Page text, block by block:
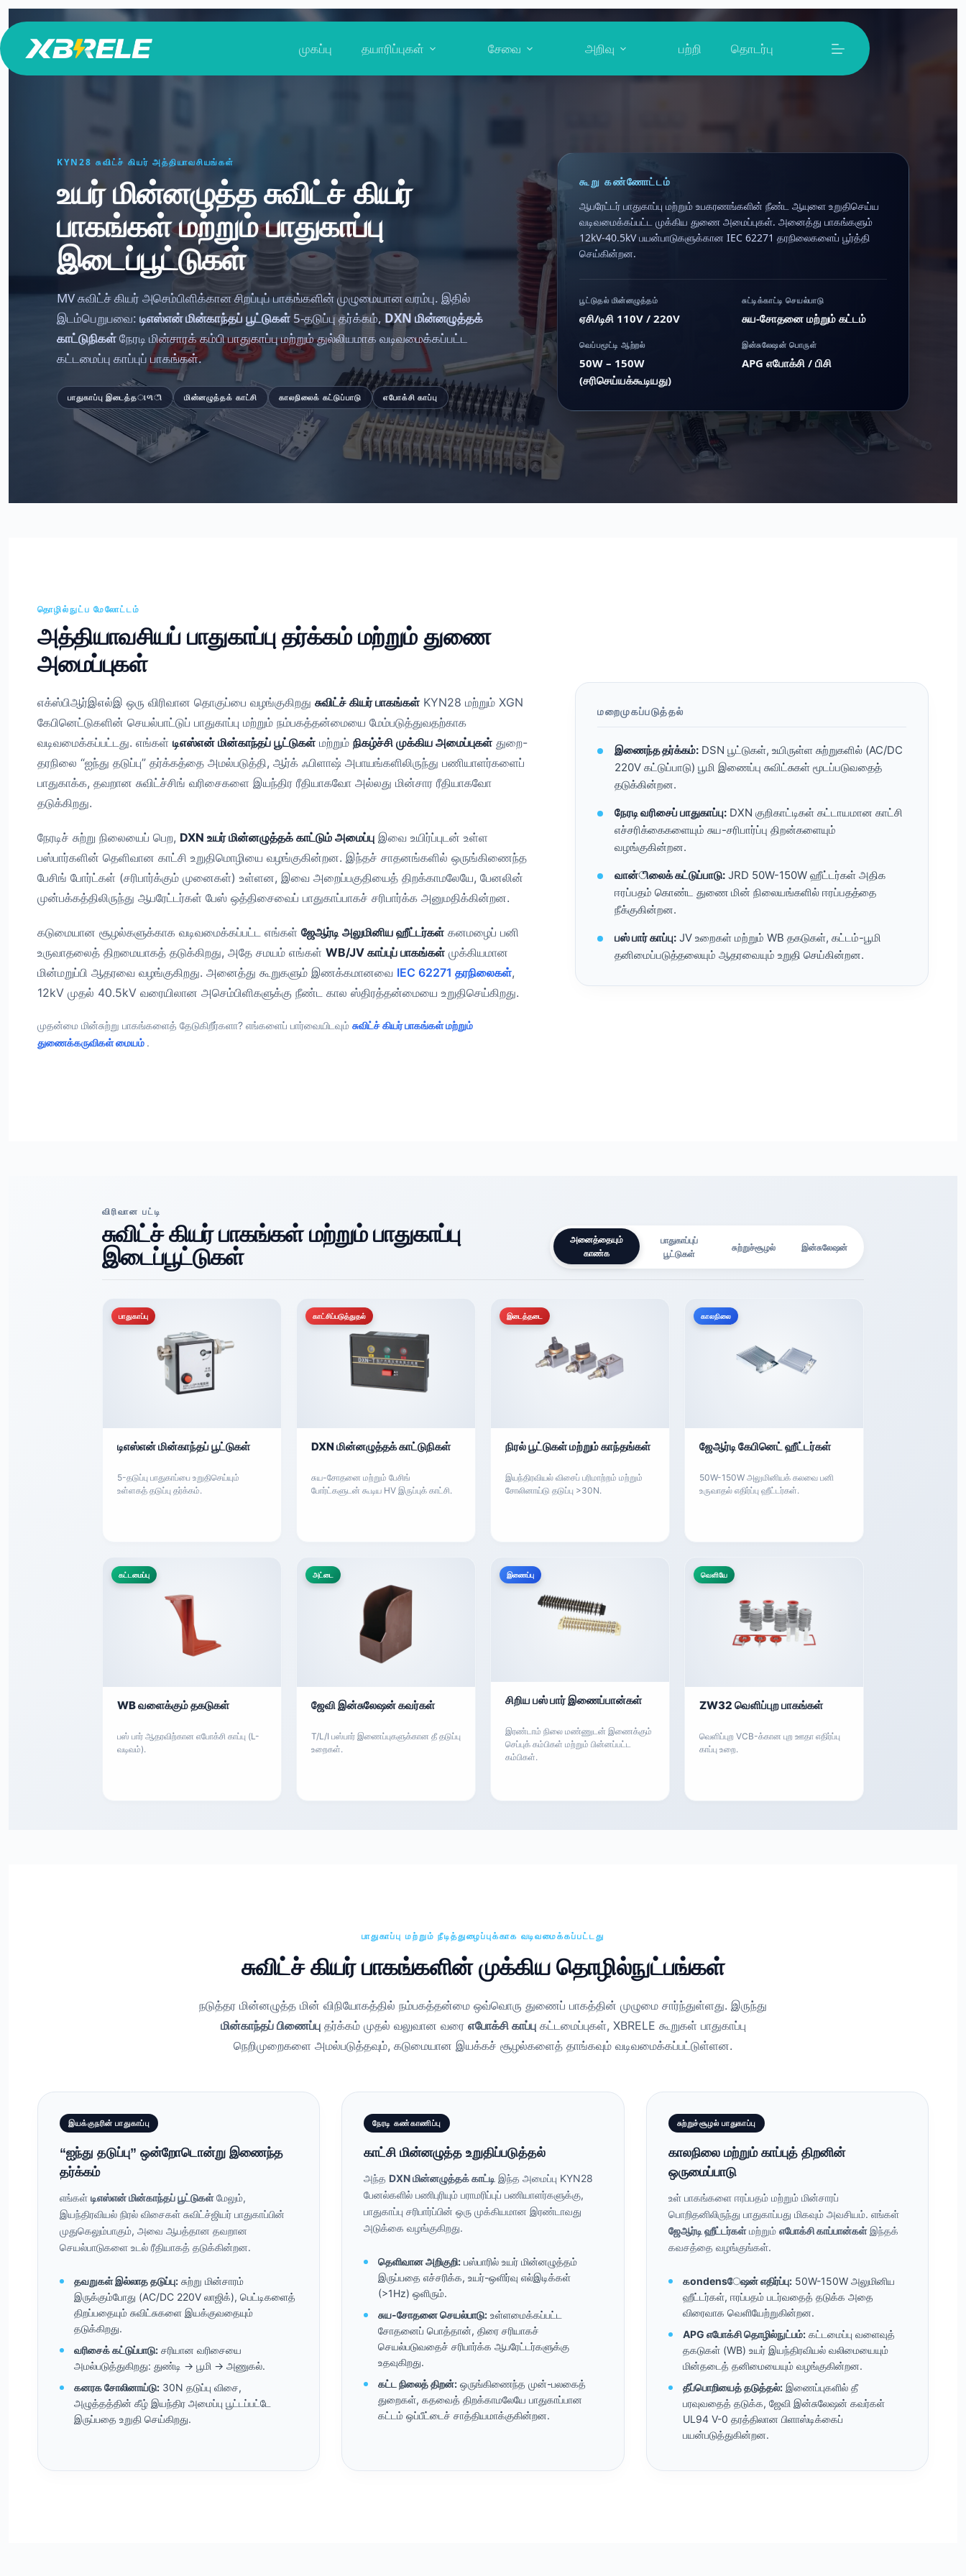
உள்ளடக்கத்திற்குச்
செல்க
முகப்பு
தயாரிப்புகள் சேவை அறிவு பற்றி தொடர்பு
KYN28 சுவிட்ச் கியர் அத்தியாவசியங்கள்
உயர் மின்னழுத்த சுவிட்ச் கியர்
பாகங்கள் மற்றும் பாதுகாப்பு
இடைப்பூட்டுகள்
MV சுவிட்ச் கியர் அசெம்பிளிக்கான சிறப்புப் பாகங்களின் முழுமையான வரம்பு. இதில்
இடம்பெறுபவை:டிஎஸ்என் மின்காந்தப் பூட்டுகள் 5-தடுப்பு தர்க்கம், DXN மின்னழுத்தக்
காட்டுநிகள்நேரடி மின்சாரக் கம்பி பாதுகாப்பு மற்றும் துல்லியமாக வடிவமைக்கப்பட்ட
கட்டமைப்பு காப்புப் பாகங்கள்.
பாதுகாப்பு இடைத்தાળி மின்னழுத்தக் காட்சி காலநிலைக் கட்டுப்பாடு எபோக்சி காப்பு
கூறு கண்ணோட்டம்
ஆபரேட்டர் பாதுகாப்பு மற்றும் உபகரணங்களின் நீண்ட ஆயுளை உறுதிசெய்ய
வடிவமைக்கப்பட்ட முக்கிய துணை அமைப்புகள். அனைத்து பாகங்களும்
12kV-40.5kV பயன்பாடுகளுக்கான IEC 62271 தரநிலைகளைப் பூர்த்தி
செய்கின்றன.
பூட்டுதல் மின்னழுத்தம்
ஏசி/டிசி 110V / 220V
சுட்டிக்காட்டி செயல்பாடு
சுய-சோதனை மற்றும் கட்டம்
வெப்பமூட்டி ஆற்றல்
50W – 150W
(சரிசெய்யக்கூடியது)
இன்சுலேஷன் பொருள்
APG எபோக்சி / பிசி
தொழில்நுட்ப மேலோட்டம்
அத்தியாவசியப் பாதுகாப்பு தர்க்கம் மற்றும் துணை
அமைப்புகள்
எக்ஸ்பிஆர்இஎல்இ ஒரு விரிவான தொகுப்பை வழங்குகிறது சுவிட்ச் கியர் பாகங்கள் KYN28 மற்றும் XGN
கேபினெட்டுகளின் செயல்பாட்டுப் பாதுகாப்பு மற்றும் நம்பகத்தன்மையை மேம்படுத்துவதற்காக
வடிவமைக்கப்பட்டது. எங்கள் டிஎஸ்என் மின்காந்தப் பூட்டுகள் மற்றும் நிகழ்ச்சி முக்கிய அமைப்புகள் துறை-
தரநிலை “ஐந்து தடுப்பு” தர்க்கத்தை அமல்படுத்தி, ஆர்க் ஃபிளாஷ் அபாயங்களிலிருந்து பணியாளர்களைப்
பாதுகாக்க, தவறான சுவிட்ச்சிங் வரிசைகளை இயந்திர ரீதியாகவோ அல்லது மின்சார ரீதியாகவோ
தடுக்கிறது.
நேரடிச் சுற்று நிலையைப் பெற, DXN உயர் மின்னழுத்தக் காட்டும் அமைப்பு இவை உயிர்ப்புடன் உள்ள
பஸ்பார்களின் தெளிவான காட்சி உறுதிமொழியை வழங்குகின்றன. இந்தச் சாதனங்களில் ஒருங்கிணைந்த
பேசிங் போர்ட்கள் (சரிபார்க்கும் முனைகள்) உள்ளன, இவை அறைப்பகுதியைத் திறக்காமலேயே, பேனலின்
முன்பக்கத்திலிருந்து ஆபரேட்டர்கள் பேஸ் ஒத்திசைவைப் பாதுகாப்பாகச் சரிபார்க்க அனுமதிக்கின்றன.
கடுமையான சூழல்களுக்காக வடிவமைக்கப்பட்ட எங்கள் ஜேஆர்டி அலுமினிய ஹீட்டர்கள் கனமழைப் பனி
உருவாதலைத் திறமையாகத் தடுக்கிறது, அதே சமயம் எங்கள் WB/JV காப்புப் பாகங்கள் முக்கியமான
மின்மறுப்பி ஆதரவை வழங்குகிறது. அனைத்து கூறுகளும் இணக்கமானவை IEC 62271 தரநிலைகள்,
12kV முதல் 40.5kV வரையிலான அசெம்பிளிகளுக்கு நீண்ட கால ஸ்திரத்தன்மையை உறுதிசெய்கிறது.
முதன்மை மின்சுற்று பாகங்களைத் தேடுகிறீர்களா? எங்களைப் பார்வையிடவும் சுவிட்ச் கியர் பாகங்கள் மற்றும்
துணைக்கருவிகள் மையம் .
மறைமுகப்படுத்தல்
இணைந்த தர்க்கம்: DSN பூட்டுகள், உயிருள்ள சுற்றுகளில் (AC/DC
220V கட்டுப்பாடு) பூமி இணைப்பு சுவிட்சுகள் மூடப்படுவதைத்
தடுக்கின்றன.
நேரடி வரிசைப் பாதுகாப்பு: DXN குறிகாட்டிகள் கட்டாயமான காட்சி
எச்சரிக்கைகளையும் சுய-சரிபார்ப்பு திறன்களையும்
வழங்குகின்றன.
வான்ிலைக் கட்டுப்பாடு: JRD 50W-150W ஹீட்டர்கள் அதிக
ஈரப்பதம் கொண்ட துணை மின் நிலையங்களில் ஈரப்பதத்தை
நீக்குகின்றன.
பஸ் பார் காப்பு: JV உறைகள் மற்றும் WB தகடுகள், கட்டம்-பூமி
தனிமைப்படுத்தலையும் ஆதரவையும் உறுதி செய்கின்றன.
விரிவான பட்டி
சுவிட்ச் கியர் பாகங்கள் மற்றும் பாதுகாப்பு
இடைப்பூட்டுகள்
அனைத்தையும்
காண்க
பாதுகாப்புப்
பூட்டுகள்
சுற்றுச்சூழல் இன்சுலேஷன்
பாதுகாப்பு
டிஎஸ்என் மின்காந்தப் பூட்டுகள்
5-தடுப்பு பாதுகாப்பை உறுதிசெய்யும்
உள்ளகத் தடுப்பு தர்க்கம்.
காட்சிப்படுத்துதல்
DXN மின்னழுத்தக் காட்டுநிகள்
சுய-சோதனை மற்றும் பேசிங்
போர்ட்களுடன் கூடிய HV இருப்புக் காட்சி.
இடைத்தடை
நிரல் பூட்டுகள் மற்றும் காந்தங்கள்
இயந்திரவியல் விசைப் பரிமாற்றம் மற்றும்
சோலினாய்டு தடுப்பு >30N.
காலநிலை
ஜேஆர்டி கேபினெட் ஹீட்டர்கள்
50W-150W அலுமினியக் கலவை பனி
உருவாதல் எதிர்ப்பு ஹீட்டர்கள்.
கட்டமைப்பு
WB வளைக்கும் தகடுகள்
பஸ் பார் ஆதரவிற்கான எபோக்சி காப்பு (L-
வடிவம்).
அட்டை
ஜேவி இன்சுலேஷன் கவர்கள்
T/L/I பஸ்பார் இணைப்புகளுக்கான தீ தடுப்பு
உறைகள்.
இணைப்பு
சிறிய பஸ் பார் இணைப்பான்கள்
இரண்டாம் நிலை மண்ணுடன் இணைக்கும்
செப்புக் கம்பிகள் மற்றும் பின்னப்பட்ட
கம்பிகள்.
வெளியே
ZW32 வெளிப்புற பாகங்கள்
வெளிப்புற VCB-க்கான புற ஊதா எதிர்ப்பு
காப்பு உறை.
பாதுகாப்பு மற்றும் நீடித்துழைப்புக்காக வடிவமைக்கப்பட்டது
சுவிட்ச் கியர் பாகங்களின் முக்கிய தொழில்நுட்பங்கள்
நடுத்தர மின்னழுத்த மின் விநியோகத்தில் நம்பகத்தன்மை ஒவ்வொரு துணைப் பாகத்தின் முழுமை சார்ந்துள்ளது. இருந்து
மின்காந்தப் பிணைப்புதர்க்கம் முதல் வலுவான வரை எபோக்சி காப்புகட்டமைப்புகள், XBRELE கூறுகள் பாதுகாப்பு
நெறிமுறைகளை அமல்படுத்தவும், கடுமையான இயக்கச் சூழல்களைத் தாங்கவும் வடிவமைக்கப்பட்டுள்ளன.
இயக்குநரின் பாதுகாப்பு
“ஐந்து தடுப்பு” ஒன்றோடொன்று இணைந்த
தர்க்கம்
எங்கள் டிஎஸ்என் மின்காந்தப் பூட்டுகள்மேலும்,
இயந்திரவியல் நிரல் விசைகள் சுவிட்ச்ஜியர் பாதுகாப்பின்
முதுகெலும்பாகும், அவை ஆபத்தான தவறான
செயல்பாடுகளை உடல் ரீதியாகத் தடுக்கின்றன.
தவறுகள் இல்லாத தடுப்பு: சுற்று மின்சாரம்
இருக்கும்போது (AC/DC 220V லாஜிக்), பெட்டிகளைத்
திறப்பதையும் சுவிட்சுகளை இயக்குவதையும்
தடுக்கிறது.
வரிசைக் கட்டுப்பாடு: சரியான வரிசையை
அமல்படுத்துகிறது: துண்டி -> பூமி -> அணுகல்.
கனரக சோலினாய்டு: 30N தடுப்பு விசை,
அழுத்தத்தின் கீழ் இயந்திர அமைப்பு பூட்டப்பட்டே
இருப்பதை உறுதி செய்கிறது.
நேரடி கண்காணிப்பு
காட்சி மின்னழுத்த உறுதிப்படுத்தல்
அந்த DXN மின்னழுத்தக் காட்டி இந்த அமைப்பு KYN28
பேனல்களில் பணிபுரியும் பராமரிப்புப் பணியாளர்களுக்கு,
பாதுகாப்பு சரிபார்ப்பின் ஒரு முக்கியமான இரண்டாவது
அடுக்கை வழங்குகிறது.
தெளிவான அறிகுறி: பஸ்பாரில் உயர் மின்னழுத்தம்
இருப்பதை எச்சரிக்க, உயர்-ஒளிர்வு எல்இடிக்கள்
(>1Hz) ஒளிரும்.
சுய-சோதனை செயல்பாடு: உள்ளமைக்கப்பட்ட
சோதனைப் பொத்தான், திரை சரியாகச்
செயல்படுவதைச் சரிபார்க்க ஆபரேட்டர்களுக்கு
உதவுகிறது.
கட்ட நிலைத் திறன்: ஒருங்கிணைந்த முன்-பலகைத்
துறைகள், கதவைத் திறக்காமலேயே பாதுகாப்பான
கட்டம் ஒப்பீட்டைச் சாத்தியமாக்குகின்றன.
சுற்றுச்சூழல் பாதுகாப்பு
காலநிலை மற்றும் காப்புத் திறனின்
ஒருமைப்பாடு
உள் பாகங்களை ஈரப்பதம் மற்றும் மின்சாரப்
பொறிதனிலிருந்து பாதுகாப்பது மிகவும் அவசியம். எங்கள்
ஜேஆர்டி ஹீட்டர்கள்மற்றும் எபோக்சி காப்பான்கள்இந்தக்
கவசத்தை வழங்குங்கள்.
கondensேஷன் எதிர்ப்பு:50W-150W அலுமினிய
ஹீட்டர்கள், ஈரப்பதம் படர்வதைத் தடுக்க அதை
விரைவாக வெளியேற்றுகின்றன.
APG எபோக்சி தொழில்நுட்பம்:கட்டமைப்பு வளைவுத்
தகடுகள் (WB) உயர் இயந்திரவியல் வலிமையையும்
மின்தடைத் தனிமையையும் வழங்குகின்றன.
தீப்பொறியைத் தடுத்தல்:இணைப்புகளில் தீ
பரவுவதைத் தடுக்க, ஜேவி இன்சுலேஷன் கவர்கள்
UL94 V-0 தரத்திலான பிளாஸ்டிக்கைப்
பயன்படுத்துகின்றன.